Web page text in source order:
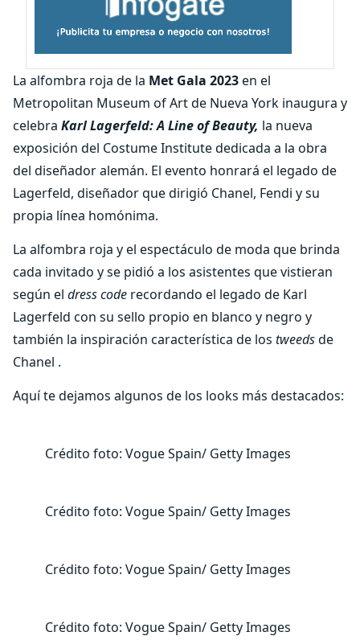
La alfombra roja de la Met Gala 2023en el
Metropolitan Museum of Art de Nueva York inaugura y
celebra Karl Lagerfeld: A Line of Beauty, la nueva
exposición del Costume Institute dedicada a la obra
del diseñador alemán. El evento honrará el legado de
Lagerfeld, diseñador que dirigió Chanel, Fendi y su
propia línea homónima.
La alfombra roja y el espectáculo de moda que brinda
cada invitado y se pidió a los asistentes que vistieran
según el dress code recordando el legado de Karl
Lagerfeld con su sello propio en blanco y negro y
también la inspiración característica de los tweedsde
Chanel .
Aquí te dejamos algunos de los looks más destacados:
Crédito foto: Vogue Spain/ Getty Images
Crédito foto: Vogue Spain/ Getty Images
Crédito foto: Vogue Spain/ Getty Images
Crédito foto: Vogue Spain/ Getty Images